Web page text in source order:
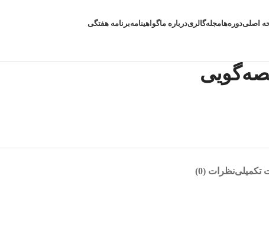
اصلیدوره‌هامجلهگالریدرباره ماگواهینامهبرنامه هفتگی
تکمیلینظرات (0)